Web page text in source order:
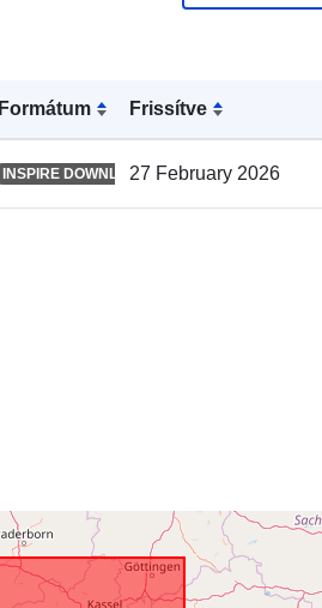
Formátum Frissítve
INSPIRE DOWNLOAD SERVICE
27 February 2026